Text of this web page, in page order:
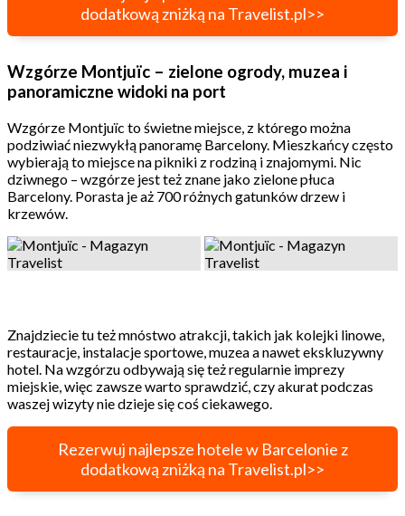
dodatkową zniżką na Travelist.pl>>
Wzgórze Montjuïc – zielone ogrody, muzea i
panoramiczne widoki na port
Wzgórze Montjuïc to świetne miejsce, z którego można
podziwiać niezwykłą panoramę Barcelony. Mieszkańcy często
wybierają to miejsce na pikniki z rodziną i znajomymi. Nic
dziwnego – wzgórze jest też znane jako zielone płuca
Barcelony. Porasta je aż 700 różnych gatunków drzew i
krzewów.
Znajdziecie tu też mnóstwo atrakcji, takich jak kolejki linowe,
restauracje, instalacje sportowe, muzea a nawet ekskluzywny
hotel. Na wzgórzu odbywają się też regularnie imprezy
miejskie, więc zawsze warto sprawdzić, czy akurat podczas
waszej wizyty nie dzieje się coś ciekawego.
Rezerwuj najlepsze hotele w Barcelonie z
dodatkową zniżką na Travelist.pl>>